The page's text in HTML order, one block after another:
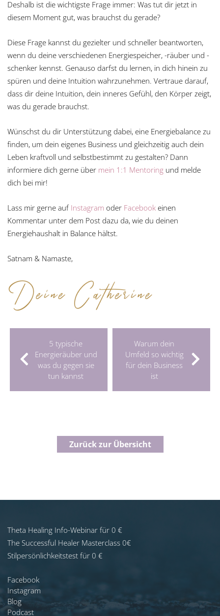
Deshalb ist die wichtigste Frage immer: Was tut dir jetzt in
diesem Moment gut, was brauchst du gerade?
Diese Frage kannst du gezielter und schneller beantworten,
wenn du deine verschiedenen Energiespeicher, -räuber und -
schenker kennst. Genauso darfst du lernen, in dich hinein zu
spüren und deine Intuition wahrzunehmen. Vertraue darauf,
dass dir deine Intuition, dein inneres Gefühl, den Körper zeigt,
was du gerade brauchst.
Wünschst du dir Unterstützung dabei, eine Energiebalance zu
finden, um dein eigenes Business und gleichzeitig auch dein
Leben kraftvoll und selbstbestimmt zu gestalten? Dann
informiere dich gerne über mein 1:1 Mentoring und melde
dich bei mir!
Lass mir gerne auf Instagram oder Facebook einen
Kommentar unter dem Post dazu da, wie du deinen
Energiehaushalt in Balance hältst.
Satnam & Namaste,
5 typische
Energieräuber und
was du gegen sie
tun kannst
Warum dein
Umfeld so wichtig
für dein Business
ist
Zurück zur Übersicht
Theta Healing Info-Webinar für 0 €
The Successful Healer Masterclass 0€
Stilpersönlichkeitstest für 0 €
Facebook
Instagram
Blog
Podcast